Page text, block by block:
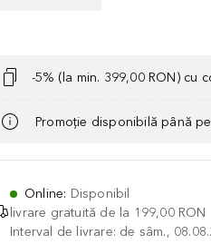
-5% (la min. 399,00 RON) cu
Promoție disponibilă până
Online: Disponibil
livrare gratuită de la 199,00 RON
Interval de livrare: de sâm.,